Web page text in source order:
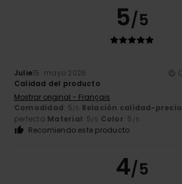
5/5
Julie15. mayo 2026
Calidad del producto
Mostrar original - Français
Comodidad: 5/5 Relación calidad-precio
perfecta Material: 5/5 Color: 5 /5
Recomiendo este producto
4/5